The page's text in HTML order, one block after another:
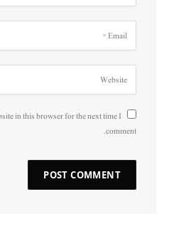
in this browser for the next time I
comment.